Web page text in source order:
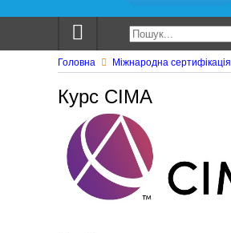
Головна Міжнародна сертифікація
Курс CIMA